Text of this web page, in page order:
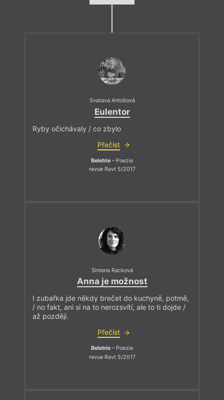
Svatava Antošová
Eulentor
Ryby očichávaly / co zbylo
Přečíst
Beletrie – Poezie
revue Ravt 5/2017
Simona Racková
Anna je možnost
I zubařka jde někdy brečet do kuchyně, potmě,
/ no fakt, ani si na to nerozsvítí, ale to ti dojde /
až později.
Přečíst
Beletrie – Poezie
revue Ravt 5/2017